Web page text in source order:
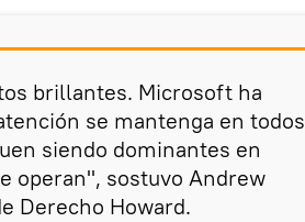
brillantes. Microsoft ha
se mantenga en todos
siendo dominantes en
operan", sostuvo Andrew
Derecho Howard.